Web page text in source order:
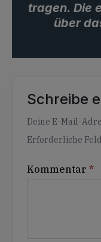
tragen. Die
über
Schreibe
Deine E-Mail-
Erforderliche
Kommentar *
Alternative: